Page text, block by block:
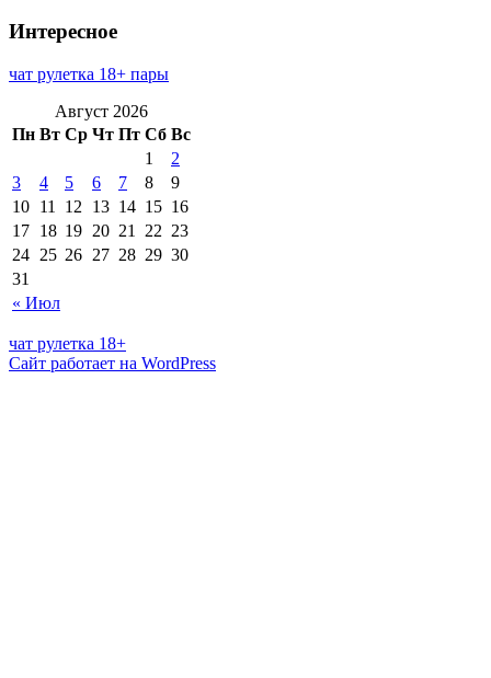
Интересное
чат рулетка 18+ пары
Август 2026
Пн Вт Ср Чт Пт Сб Вс
« Июл
1
2
3
4 5 6 7 8
9
10 11 12 13 14 15 16
17 18 19 20 21 22 23
24 25 26 27 28 29 30
31
чат рулетка 18+
Сайт работает на WordPress